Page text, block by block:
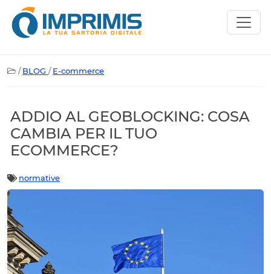
/BLOG /E-commerce
ADDIO AL GEOBLOCKING: COSA
CAMBIA PER IL TUO
ECOMMERCE?
normative